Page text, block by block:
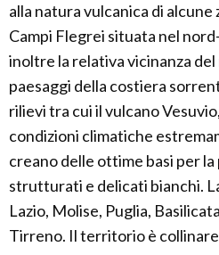
alla natura vulcanica di alcune
Campi Flegrei situata nel
inoltre la relativa vicinanza
paesaggi della costiera
rilievi tra cui il vulcano
condizioni climatiche
creano delle ottime basi per
strutturati e delicati bianchi.
Lazio, Molise, Puglia,
Tirreno. Il territorio è collinare